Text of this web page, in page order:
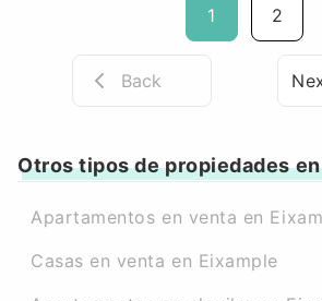
1 2
Back
Otros tipos de propiedades
Apartamentos en venta en
Casas en venta en Eixample